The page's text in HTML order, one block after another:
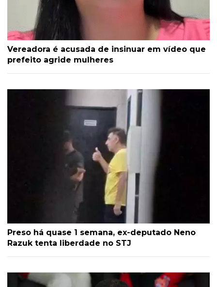
Vereadora é acusada de insinuar em vídeo que
prefeito agride mulheres
Preso há quase 1 semana, ex-deputado Neno
Razuk tenta liberdade no STJ